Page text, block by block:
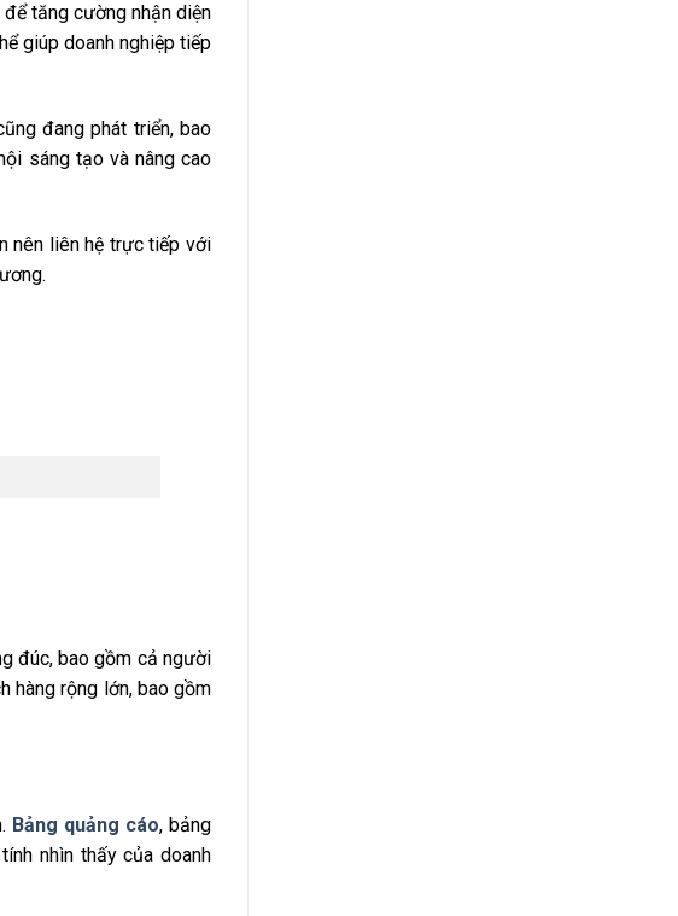
tăng cường nhận diện
giúp doanh nghiệp tiếp
đang phát triển, bao
sáng tạo và nâng cao
nên liên hệ trực tiếp với
đúc, bao gồm cả người
hàng rộng lớn, bao gồm
Bảng quảng cáo, bảng
nhìn thấy của doanh